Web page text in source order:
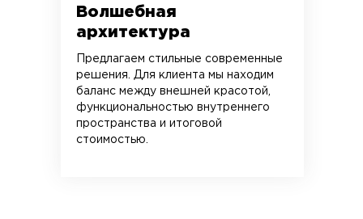
Предлагаем стильные современные
решения. Для клиента мы находим
баланс между внешней красотой,
функциональностью внутреннего
пространства и итоговой
стоимостью.
Волшебная
архитектура